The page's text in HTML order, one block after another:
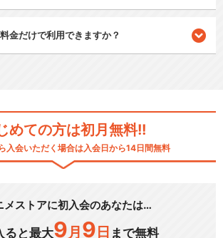
金だけで利用できますか？
めての方は初月無料!!
入会いただく場合は入会日から14日間無料
メストアに初入会のあなたは…
ると最大9 月 9 日 まで無料